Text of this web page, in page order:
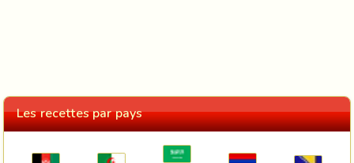
Les recettes par pays